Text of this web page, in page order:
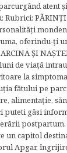
atent
Rubrici: PĂRINŢI
oferindu-ţi
ŞI
de viaţă
la
fătului pe
alimentaţie,
puteti găsi
postpartum.
un capitol
Apgar,